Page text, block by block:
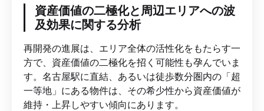
資産価値の二極化と周辺エリアへの波
及効果に関する分析
再開発の進展は、エリア全体の活性化をもたらす一
方で、資産価値の二極化を招く可能性も孕んでいま
す。名古屋駅に直結、あるいは徒歩数分圏内の「超
一等地」にある物件は、その希少性から資産価値が
維持・上昇しやすい傾向にあります。